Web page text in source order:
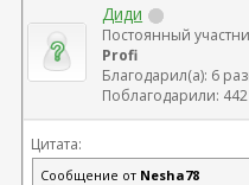
Диди
Постоянный
Profi
Благодарил(а): 6
Поблагодарили:
Цитата:
Сообщение от Nesha78